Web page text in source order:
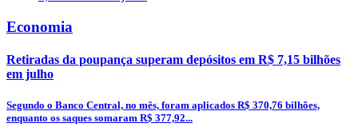
Economia
Retiradas da poupança superam depósitos em R$ 7,15 bilhões
em julho
Segundo o Banco Central, no mês, foram aplicados R$ 370,76 bilhões,
enquanto os saques somaram R$ 377,92...